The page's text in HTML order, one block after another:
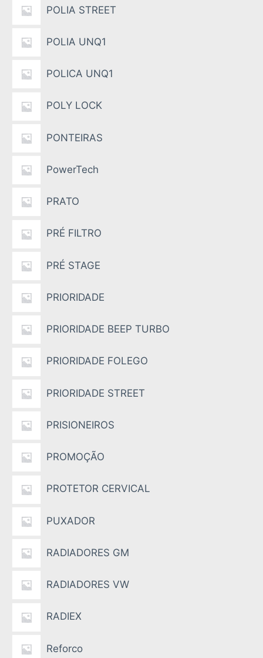
POLIA STREET
POLIA UNQ1
POLICA UNQ1
POLY LOCK
PONTEIRAS
PowerTech
PRATO
PRÉ FILTRO
PRÉ STAGE
PRIORIDADE
PRIORIDADE BEEP TURBO
PRIORIDADE FOLEGO
PRIORIDADE STREET
PRISIONEIROS
PROMOÇÃO
PROTETOR CERVICAL
PUXADOR
RADIADORES GM
RADIADORES VW
RADIEX
Reforco